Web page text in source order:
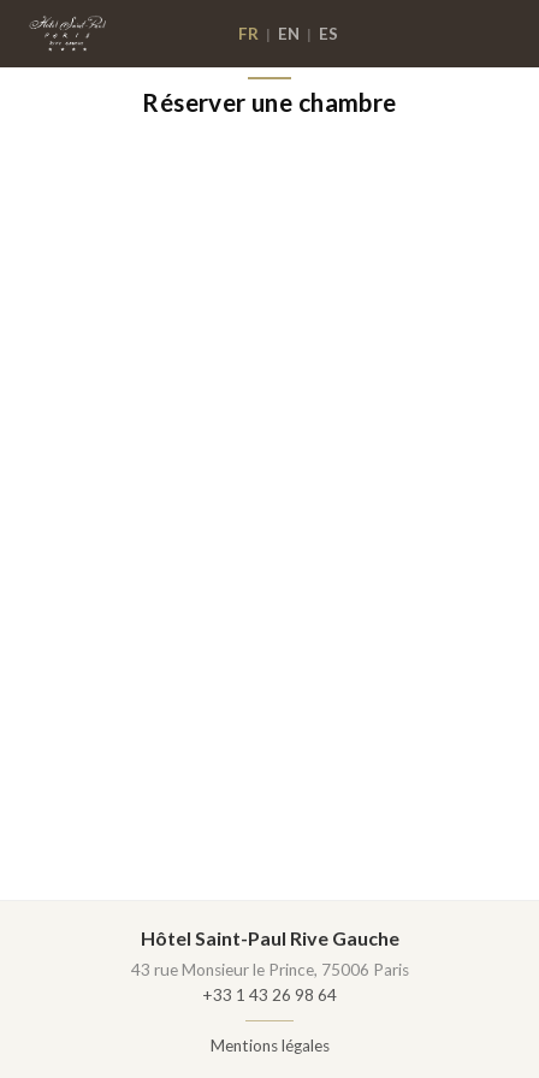
FR | EN | ES
Réserver une chambre
Hôtel Saint-Paul Rive Gauche
43 rue Monsieur le Prince, 75006 Paris
+33 1 43 26 98 64
Mentions légales